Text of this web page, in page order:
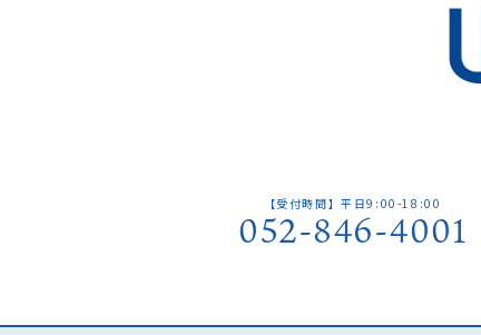
【受付時間】平日9:00-18:00
052-846-4001